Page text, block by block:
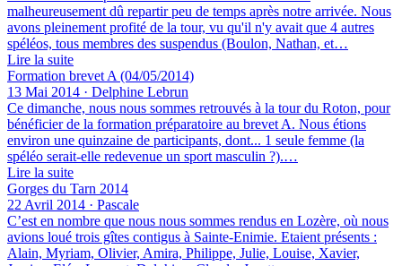
malheureusement dû repartir peu de temps après notre arrivée. Nous
avons pleinement profité de la tour, vu qu'il n'y avait que 4 autres
spéléos, tous membres des suspendus (Boulon, Nathan, et…
Lire la suite
Formation brevet A (04/05/2014)
13 Mai 2014 · Delphine Lebrun
Ce dimanche, nous nous sommes retrouvés à la tour du Roton, pour
bénéficier de la formation préparatoire au brevet A. Nous étions
environ une quinzaine de participants, dont... 1 seule femme (la
spéléo serait-elle redevenue un sport masculin ?).…
Lire la suite
Gorges du Tarn 2014
22 Avril 2014 · Pascale
C’est en nombre que nous nous sommes rendus en Lozère, où nous
avions loué trois gîtes contigus à Sainte-Enimie. Etaient présents :
Alain, Myriam, Olivier, Amira, Philippe, Julie, Louise, Xavier,